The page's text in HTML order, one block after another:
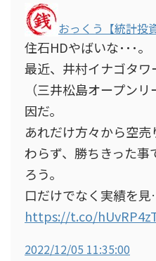
おっくう【統計投
住石HDやばいな･･･。
最近、井村イナゴタ
（三井松島オープン
因だ。
あれだけ方々から空
わらず、勝ちきった事
ろう。
口だけでなく実績を
https://t.co/
2022/12/05 11:35:00